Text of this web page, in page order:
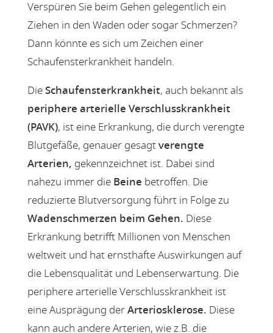
Verspüren Sie beim Gehen gelegentlich ein
Ziehen in den Waden oder sogar Schmerzen?
Dann könnte es sich um Zeichen einer
Schaufensterkrankheit handeln.
Die Schaufensterkrankheit, auch bekannt als
periphere arterielle Verschlusskrankheit
(PAVK), ist eine Erkrankung, die durch verengte
Blutgefäße, genauer gesagt verengte
Arterien, gekennzeichnet ist. Dabei sind
nahezu immer die Beine betroffen. Die
reduzierte Blutversorgung führt in Folge zu
Wadenschmerzen beim Gehen. Diese
Erkrankung betrifft Millionen von Menschen
weltweit und hat ernsthafte Auswirkungen auf
die Lebensqualität und Lebenserwartung. Die
periphere arterielle Verschlusskrankheit ist
eine Ausprägung der Arteriosklerose. Diese
kann auch andere Arterien, wie z.B. die